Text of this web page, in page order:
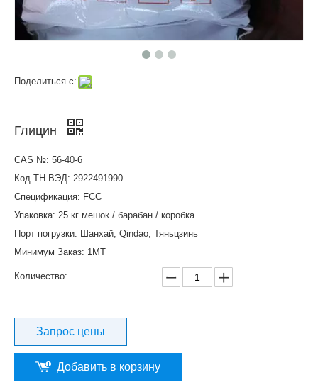
Поделиться с:
Глицин
CAS №: 56-40-6
Код ТН ВЭД: 2922491990
Спецификация: FCC
Упаковка: 25 кг мешок / барабан / коробка
Порт погрузки: Шанхай; Qindao; Тяньцзинь
Минимум Заказ: 1MT
Количество:
Запрос цены
Добавить в корзину